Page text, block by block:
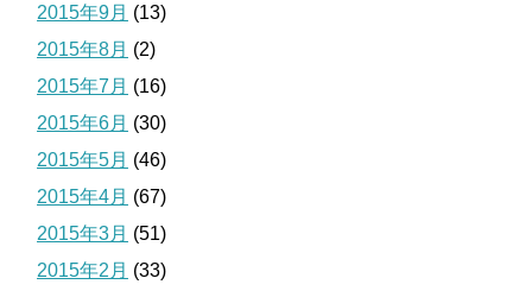
2015年9月 (13)
2015年8月 (2)
2015年7月 (16)
2015年6月 (30)
2015年5月 (46)
2015年4月 (67)
2015年3月 (51)
2015年2月 (33)